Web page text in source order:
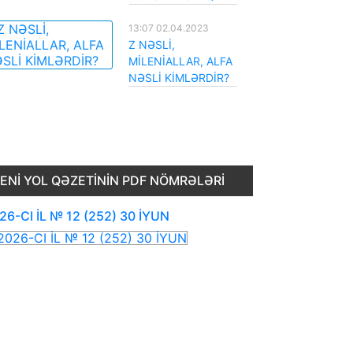
13:07 02.04.2023
Z NƏSLİ,
MİLENİALLAR, ALFA
NƏSLİ KİMLƏRDİR?
YOL QƏZETININ PDF NÖMRƏLƏRI
CI İL № 12 (252) 30 İYUN